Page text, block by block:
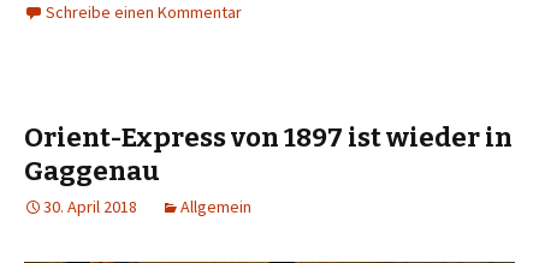
Schreibe einen Kommentar
Orient-Express von 1897 ist wieder in
Gaggenau
30. April 2018 Allgemein